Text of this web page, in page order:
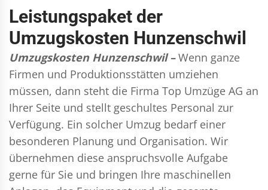
Leistungspaket der
Umzugskosten Hunzenschwil
Umzugskosten Hunzenschwil – Wenn ganze
Firmen und Produktionsstätten umziehen
müssen, dann steht die Firma Top Umzüge AG an
Ihrer Seite und stellt geschultes Personal zur
Verfügung. Ein solcher Umzug bedarf einer
besonderen Planung und Organisation. Wir
übernehmen diese anspruchsvolle Aufgabe
gerne für Sie und bringen Ihre maschinellen